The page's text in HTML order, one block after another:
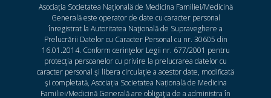
Asociația Societatea Națională de Medicina Familiei/Medicină
Generală este operator de date cu caracter personal
înregistrat la Autoritatea Naţională de Supraveghere a
Prelucrării Datelor cu Caracter Personal cu nr. 30605 din
16.01.2014. Conform cerinţelor Legii nr. 677/2001 pentru
protecţia persoanelor cu privire la prelucrarea datelor cu
caracter personal şi libera circulaţie a acestor date, modificată
şi completată, Asociația Societatea Națională de Medicina
Familiei/Medicină Generală are obligaţia de a administra în